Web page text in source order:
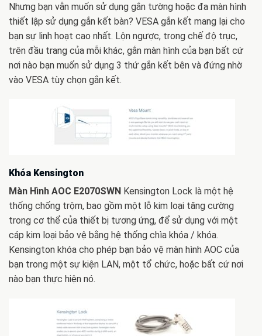
Nhưng bạn vẫn muốn sử dụng gắn tường hoặc đa màn hình
thiết lập sử dụng gắn kết bàn? VESA gắn kết mang lại cho
bạn sự linh hoạt cao nhất. Lộn ngược, trong chế độ trục,
trên đầu trang của mỗi khác, gắn màn hình của bạn bất cứ
nơi nào bạn muốn sử dụng 3 thứ gắn kết bên và đứng nhờ
vào VESA tùy chọn gắn kết.
Khóa Kensington
Màn Hình AOC E2070SWN Kensington Lock là một hệ
thống chống trộm, bao gồm một lỗ kim loại tăng cường
trong cơ thể của thiết bị tương ứng, để sử dụng với một
cáp kim loại bảo vệ bằng hệ thống chìa khóa / khóa.
Kensington khóa cho phép bạn bảo vệ màn hình AOC của
bạn trong một sự kiện LAN, một tổ chức, hoặc bất cứ nơi
nào bạn thực hiện nó.